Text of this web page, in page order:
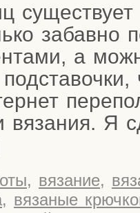
забав­но
а
Я
, вязание,
, вязаные